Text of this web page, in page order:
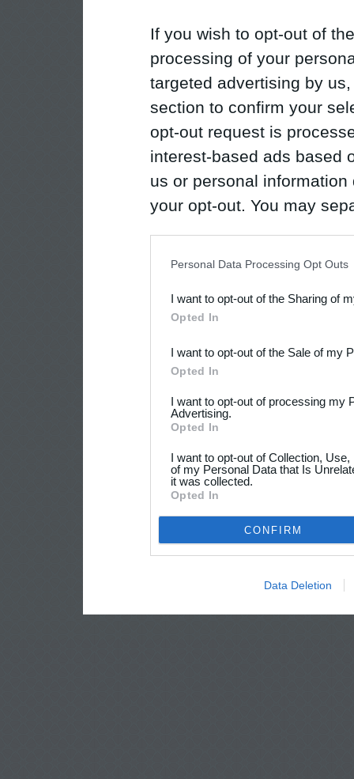
If you wish to opt-out of
processing of your
targeted advertising by
section to confirm your
opt-out request is
interest-based ads based
us or personal
your opt-out. You may
Downstream Participants
third parties.
Personal Data Processing Opt Outs
I want to opt-out of the Sharing of
Opted In
I want to opt-out of the Sale of my
Opted In
I want to opt-out of processing my
Advertising.
Opted In
I want to opt-out of Collection,
of my Personal Data that Is
it was collected.
Opted In
CONFIRM
Data Deletion